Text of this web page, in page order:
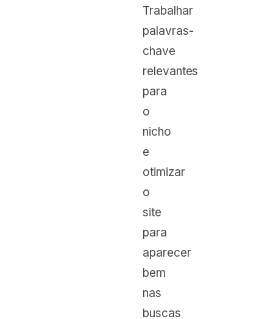
Trabalhar
palavras-
chave
relevantes
para
o
nicho
e
otimizar
o
site
para
aparecer
bem
nas
buscas